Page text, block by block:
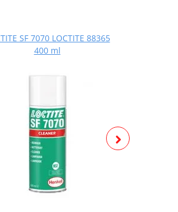
SF 7070 LOCTITE 88365
400 ml